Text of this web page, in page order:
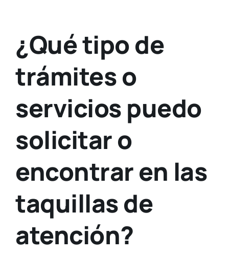
¿Qué tipo de
trámites o
servicios puedo
solicitar o
encontrar en las
taquillas de
atención?